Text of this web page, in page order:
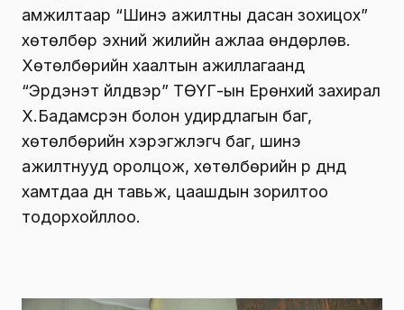
амжилтаар “Шинэ ажилтны дасан зохицох”
хөтөлбөр эхний жилийн ажлаа өндөрлөв.
Хөтөлбөрийн хаалтын ажиллагаанд
“Эрдэнэт үйлдвэр” ТӨҮГ-ын Ерөнхий захирал
Х.Бадамсүрэн болон удирдлагын баг,
хөтөлбөрийн хэрэгжүүлэгч баг, шинэ
ажилтнууд оролцож, хөтөлбөрийн үр дүнд
хамтдаа дүн тавьж, цаашдын зорилтоо
тодорхойллоо.